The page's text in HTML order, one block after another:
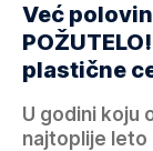
Već
plastične
U godini koju
najtoplije leto